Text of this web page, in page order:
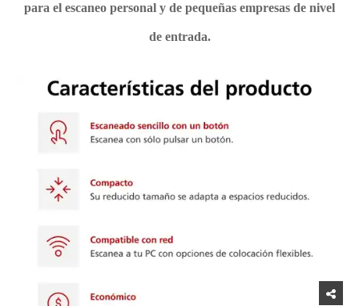
para el escaneo personal y de pequeñas empresas de nivel
de entrada.